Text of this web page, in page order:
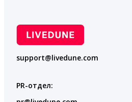
support@livedune.com
PR-отдел: